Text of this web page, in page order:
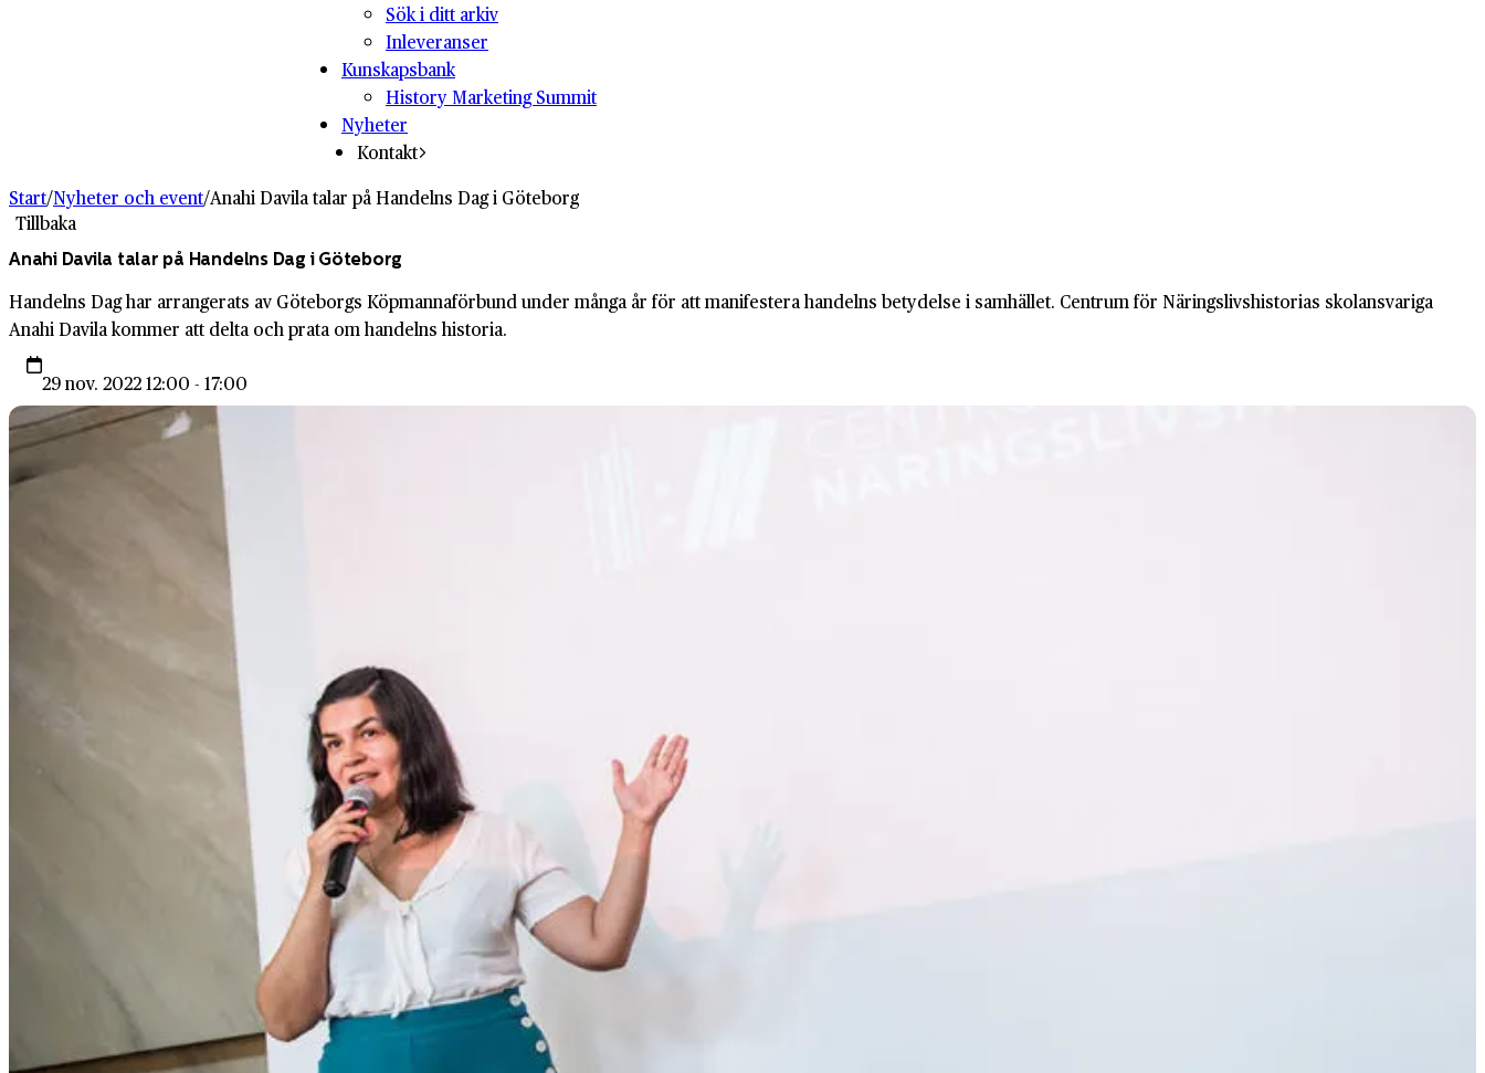
Sök i ditt arkiv
Inleveranser
Kunskapsbank
History Marketing Summit
Nyheter
Kontakt
Start/Nyheter och event/Anahi Davila talar på Handelns Dag i Göteborg
Tillbaka
Anahi Davila talar på Handelns Dag i Göteborg
Handelns Dag har arrangerats av Göteborgs Köpmannaförbund under många år för att manifestera handelns betydelse i samhället. Centrum för Näringslivshistorias skolansvariga
Anahi Davila kommer att delta och prata om handelns historia.
29 nov. 2022 12:00 - 17:00